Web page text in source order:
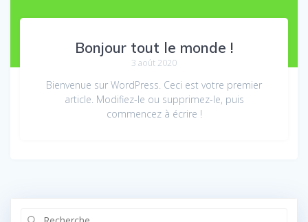
Bonjour tout le monde !
3 août 2020
Bienvenue sur WordPress. Ceci est votre premier
article. Modifiez-le ou supprimez-le, puis
commencez à écrire !